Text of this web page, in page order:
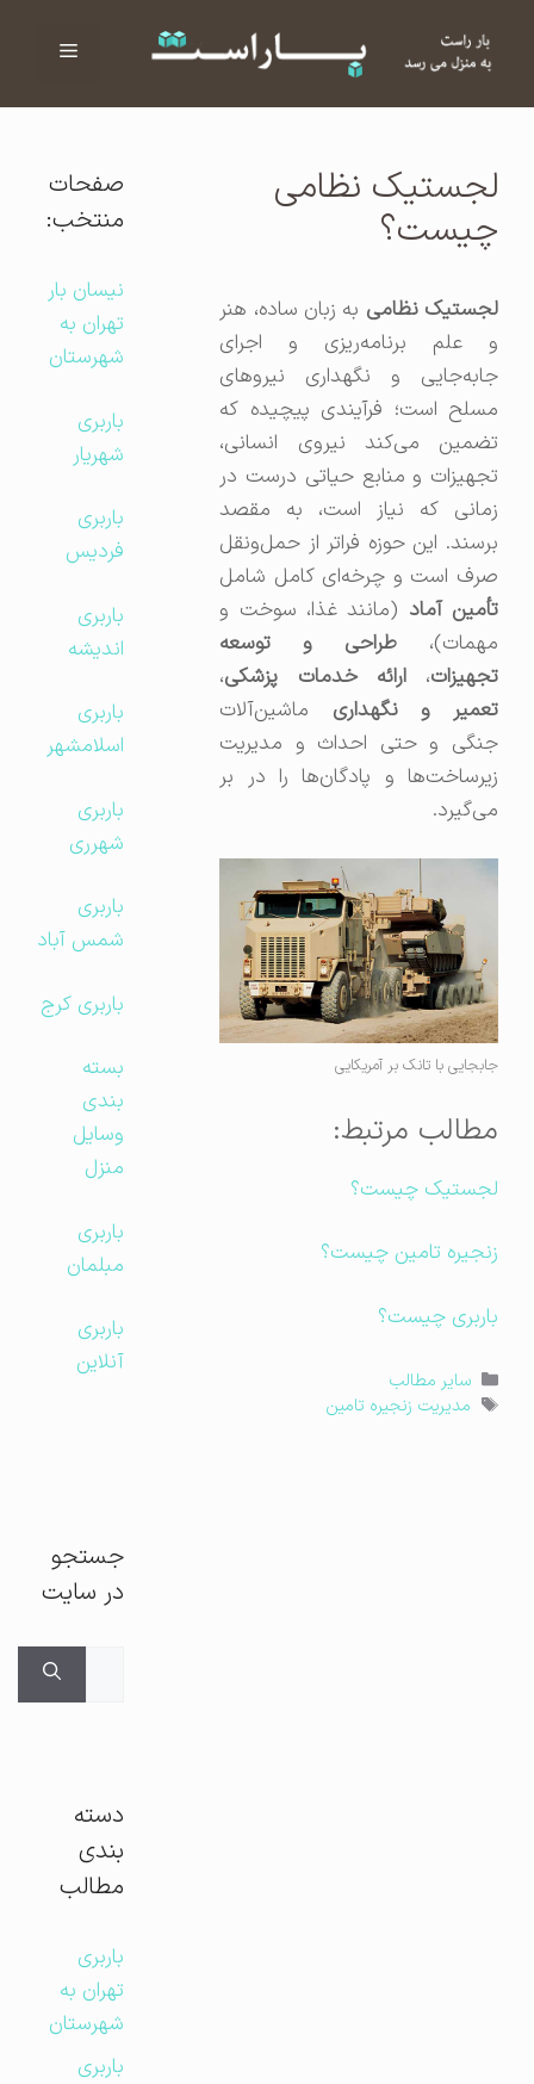
فهرست
لجستیک نظامی
چیست؟
لجستیک نظامیبه زبان ساده، هنر
و علم برنامه‌ریزی و اجرای
جابه‌جایی و نگهداری نیروهای
مسلح است؛ فرآیندی پیچیده که
تضمین می‌کند نیروی انسانی،
تجهیزات و منابع حیاتی درست در
زمانی که نیاز است، به مقصد
برسند. این حوزه فراتر از حمل‌ونقل
صرف است و چرخه‌ای کامل شامل
تأمین آماد (مانند غذا، سوخت و
مهمات)،طراحی و توسعه
تجهیزات،ارائه خدمات پزشکی،
تعمیر و نگهداریماشین‌آلات
جنگی و حتی احداث و مدیریت
زیرساخت‌ها و پادگان‌ها را در بر
می‌گیرد.
جابجایی با تانک بر آمریکایی
مطالب مرتبط:
لجستیک چیست؟
زنجیره تامین چیست؟
باربری چیست؟
دسته‌ها
سایر مطالب
برچسب‌ها
مدیریت زنجیره تامین
صفحات
منتخب:
نیسان بار
تهران به
شهرستان
باربری
شهریار
باربری
فردیس
باربری
اندیشه
باربری
اسلامشهر
باربری
شهرری
باربری
شمس آباد
باربری کرج
بسته
بندی
وسایل
منزل
باربری
مبلمان
باربری
آنلاین
جستجو
در سایت
دسته
بندی
مطالب
باربری
تهران به
شهرستان
باربری